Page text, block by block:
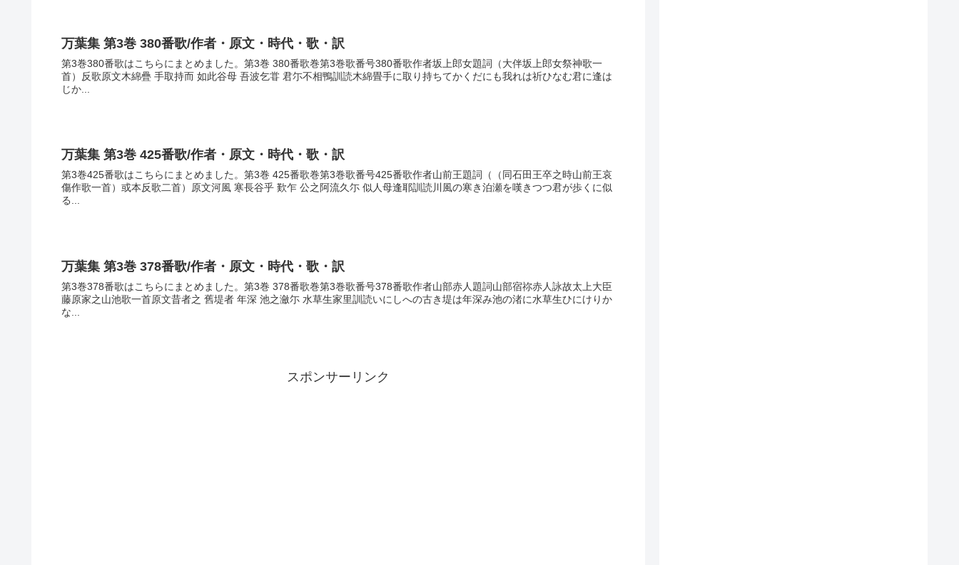
万葉集 第3巻 380番歌/作者・原文・時代・歌・訳
第3巻380番歌はこちらにまとめました。第3巻 380番歌巻第3巻歌番号380番歌作者坂上郎女題詞（大伴坂上郎女祭神歌一
首）反歌原文木綿疊 手取持而 如此谷母 吾波乞甞 君尓不相鴨訓読木綿畳手に取り持ちてかくだにも我れは祈ひなむ君に逢は
じか...
万葉集 第3巻 425番歌/作者・原文・時代・歌・訳
第3巻425番歌はこちらにまとめました。第3巻 425番歌巻第3巻歌番号425番歌作者山前王題詞（（同石田王卒之時山前王哀
傷作歌一首）或本反歌二首）原文河風 寒長谷乎 歎乍 公之阿流久尓 似人母逢耶訓読川風の寒き泊瀬を嘆きつつ君が歩くに似
る...
万葉集 第3巻 378番歌/作者・原文・時代・歌・訳
第3巻378番歌はこちらにまとめました。第3巻 378番歌巻第3巻歌番号378番歌作者山部赤人題詞山部宿祢赤人詠故太上大臣
藤原家之山池歌一首原文昔者之 舊堤者 年深 池之瀲尓 水草生家里訓読いにしへの古き堤は年深み池の渚に水草生ひにけりか
な...
スポンサーリンク